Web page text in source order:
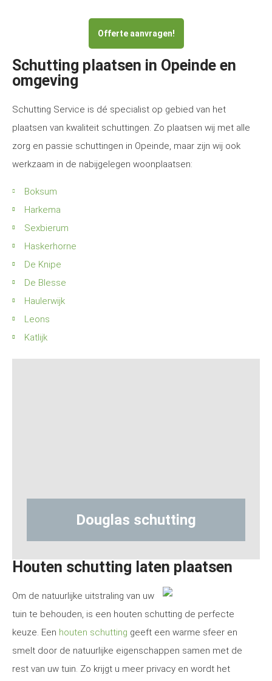
Offerte aanvragen!
Schutting plaatsen in Opeinde en
omgeving
Schutting Service is dé specialist op gebied van het
plaatsen van kwaliteit schuttingen. Zo plaatsen wij met alle
zorg en passie schuttingen in Opeinde, maar zijn wij ook
werkzaam in de nabijgelegen woonplaatsen:
Boksum
Harkema
Sexbierum
Haskerhorne
De Knipe
De Blesse
Haulerwijk
Leons
Katlijk
Hout-
Houten schutting laten plaatsen
Om de natuurlijke uitstraling van uw
tuin te behouden, is een houten schutting de perfecte
keuze. Een houten schutting geeft een warme sfeer en
smelt door de natuurlijke eigenschappen samen met de
rest van uw tuin. Zo krijgt u meer privacy en wordt het